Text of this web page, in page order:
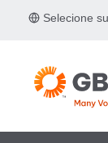
Selecione